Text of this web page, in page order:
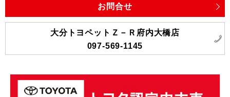
お問合せ
大分トヨペットＺ－Ｒ府内大橋店
097-569-1145